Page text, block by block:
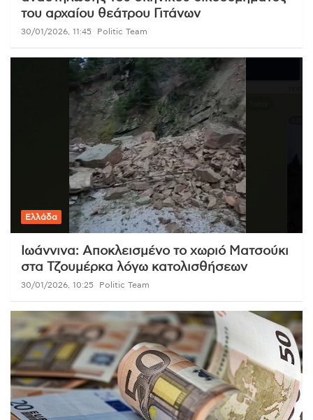
του αρχαίου θεάτρου Γιτάνων
30/01/2026, 11:45 Politic Team
Ελλάδα
Ιωάννινα: Αποκλεισμένο το χωριό Ματσούκι
στα Τζουμέρκα λόγω κατολισθήσεων
30/01/2026, 10:25 Politic Team